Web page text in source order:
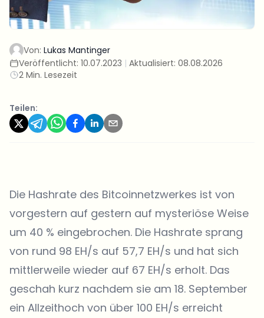
Von: Lukas Mantinger
Veröffentlicht: 10.07.2023 | Aktualisiert: 08.08.2026
2 Min. Lesezeit
Teilen:
Die Hashrate des Bitcoinnetzwerkes ist von
vorgestern auf gestern auf mysteriöse Weise
um 40 % eingebrochen. Die Hashrate sprang
von rund 98 EH/s auf 57,7 EH/s und hat sich
mittlerweile wieder auf 67 EH/s erholt. Das
geschah kurz nachdem sie am 18. September
ein Allzeithoch von über 100 EH/s erreicht